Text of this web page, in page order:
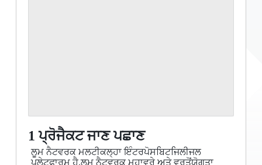
1 ਪ੍ਰੋਜੈਕਟ ਜਾਣ ਪਛਾਣ
ਲੂਮ ਨੈਟਵਰਕ ਮਲਟੀਕਲ੍ਹਾ ਇੰਟਰਪੋਸਬਿਟਜਿਲੀਜਲ
ਪਲੇਟਫਾਰਮ ਹੈ.ਲੂਮ ਨੈਟਵਰਕ ਮੁਹਾਵਰੇ ਅਤੇ ਵਰਤੋਂਯੋਗਤਾ